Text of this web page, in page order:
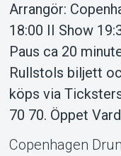
Arrangör:
18:00 II Show
Paus ca 20
Rullstols biljett
köps via
70 70. Öppet
Copenhagen